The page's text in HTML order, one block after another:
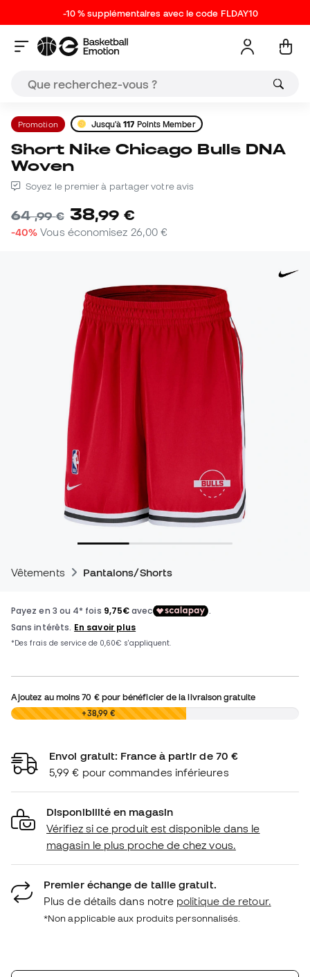
-10 % supplémentaires avec le code FLDAY10
Promotion Jusqu'à117 Points Member
Short Nike Chicago Bulls DNA
Woven
Soyez le premier à partager votre avis
64,99 € 38,99 €
-40% Vous économisez 26,00 €
Vêtements Pantalons/Shorts
Ajoutez au moins70 €pour bénéficier de la livraison gratuite
0,00 € +38,99 €
Envoi gratuit: France à partir de 70 €
5,99 € pour commandes inférieures
Disponibilité en magasin
Vérifiez si ce produit est disponible dans le
magasin le plus proche de chez vous.
Premier échange de taille gratuit.
Plus de détails dans notre politique de retour.
*Non applicable aux produits personnalisés.